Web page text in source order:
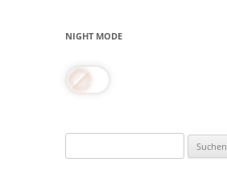
NIGHT MODE
nach: